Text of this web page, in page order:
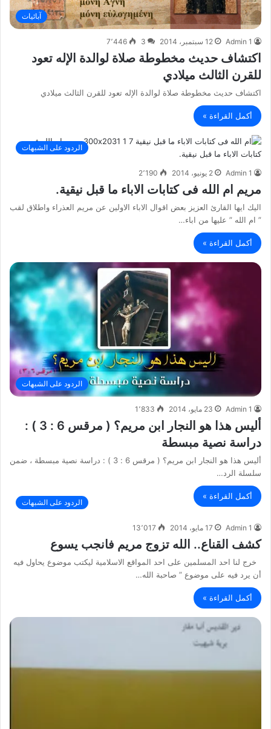
آبائيات
Admin 1 12 سبتمبر، 2014 3 7٬446
اكتشاف حديث مخطوطة صلاة لوالدة الإله تعود
للقرن الثالث ميلادي
اكتشاف حديث مخطوطة صلاة لوالدة الإله تعود للقرن الثالث ميلادي
أكمل القراءة »
الردود على الشبهات
Admin 1 2 يونيو، 2014 2٬190
مريم ام الله فى كتابات الاباء ما قبل نيقية.
اليك ايها القارئ العزيز بعض اقوال الاباء الاولين عن مريم العذراء واطلاق لقب
” ام الله ” عليها من اباء…
أكمل القراءة »
الردود على الشبهات
Admin 1 23 مايو، 2014 1٬833
أليس هذا هو النجار ابن مريم؟ ( مرقس 6 : 3 ) :
دراسة نصية مبسطة
أليس هذا هو النجار ابن مريم؟ ( مرقس 6 : 3 ) : دراسة نصية مبسطة ، ضمن
سلسلة الرد…
أكمل القراءة »
الردود على الشبهات
Admin 1 17 مايو، 2014 13٬017
كشف القناع.. الله تزوج مريم فانجب يسوع
خرج لنا احد المسلمين على احد المواقع الاسلامية ليكتب موضوع يحاول فيه
أن يرد فيه على موضوع ” صاحبة الله…
أكمل القراءة »